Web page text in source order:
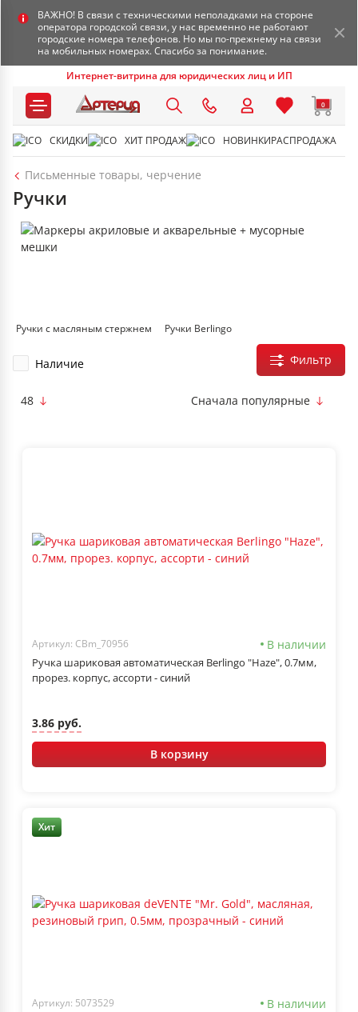
ВАЖНО! В связи с техническими неполадками на стороне
оператора городской связи, у нас временно не работают
городские номера телефонов. Но мы по-прежнему на связи
на мобильных номерах. Спасибо за понимание.
Интернет-витрина для юридических лиц и ИП
0
СКИДКИ ХИТ ПРОДАЖ НОВИНКИРАСПРОДАЖА
Письменные товары, черчение
Ручки
Ручки с масляным стержнем Ручки Berlingo
Наличие
48 Сначала популярные
Фильтр
Артикул: CBm_70956 В наличии
Ручка шариковая автоматическая Berlingo "Haze", 0.7мм,
прорез. корпус, ассорти - синий
3.86 руб.
В корзину
Хит
Артикул: 5073529 В наличии